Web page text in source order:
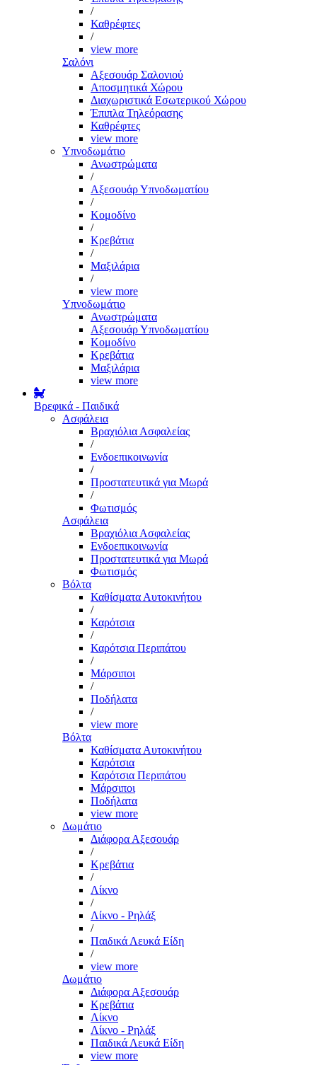
/
Καθρέφτες
/
view more
Σαλόνι
Αξεσουάρ Σαλονιού
Αποσμητικά Χώρου
Διαχωριστικά Εσωτερικού Χώρου
Έπιπλα Τηλεόρασης
Καθρέφτες
view more
Υπνοδωμάτιο
Ανωστρώματα
/
Αξεσουάρ Υπνοδωματίου
/
Κομοδίνο
/
Κρεβάτια
/
Μαξιλάρια
/
view more
Υπνοδωμάτιο
Ανωστρώματα
Αξεσουάρ Υπνοδωματίου
Κομοδίνο
Κρεβάτια
Μαξιλάρια
view more
Βρεφικά - Παιδικά
Ασφάλεια
Βραχιόλια Ασφαλείας
/
Ενδοεπικοινωνία
/
Προστατευτικά για Μωρά
/
Φωτισμός
Ασφάλεια
Βραχιόλια Ασφαλείας
Ενδοεπικοινωνία
Προστατευτικά για Μωρά
Φωτισμός
Βόλτα
Καθίσματα Αυτοκινήτου
/
Καρότσια
/
Καρότσια Περιπάτου
/
Μάρσιποι
/
Ποδήλατα
/
view more
Βόλτα
Καθίσματα Αυτοκινήτου
Καρότσια
Καρότσια Περιπάτου
Μάρσιποι
Ποδήλατα
view more
Δωμάτιο
Διάφορα Αξεσουάρ
/
Κρεβάτια
/
Λίκνο
/
Λίκνο - Ρηλάξ
/
Παιδικά Λευκά Είδη
/
view more
Δωμάτιο
Διάφορα Αξεσουάρ
Κρεβάτια
Λίκνο
Λίκνο - Ρηλάξ
Παιδικά Λευκά Είδη
view more